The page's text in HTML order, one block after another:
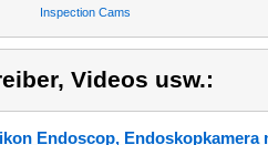
Inspection Cams
Videos usw.:
Endoscop, Endoskopkamera